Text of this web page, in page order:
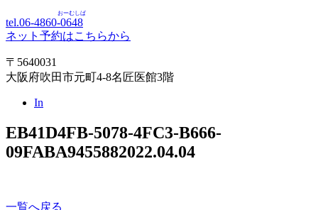
tel.06-4860-0648
おーむしば
ネット予約はこちらから
〒5640031
大阪府吹田市元町4-8名匠医館3階
In
EB41D4FB-5078-4FC3-B666-
09FABA9455882022.04.04
一覧へ戻る